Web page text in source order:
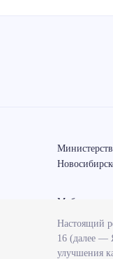
Мобильные
Настоящий
16 (далее —
улучшения